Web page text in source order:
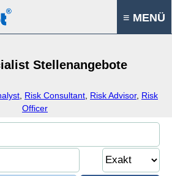
≡ MENÜ
Stellenangebote
Risk Consultant Risk Advisor, Risk
Officer